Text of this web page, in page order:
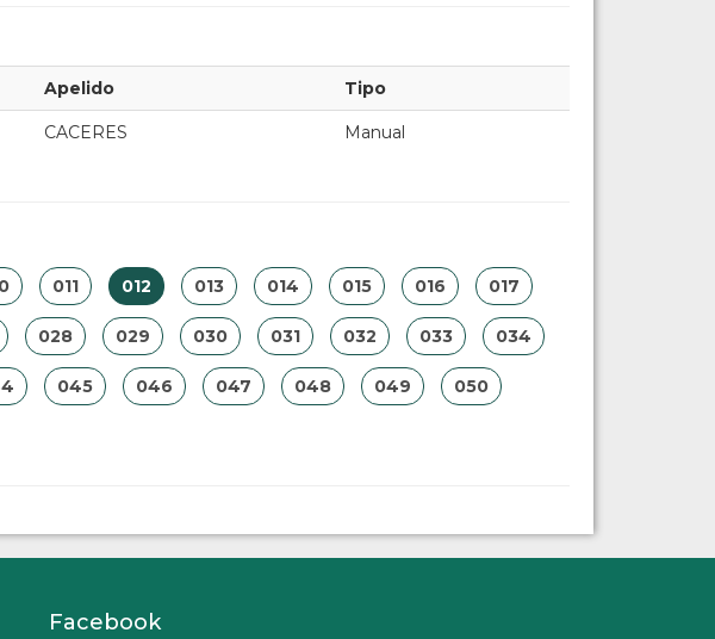
Apelido Tipo
CACERES Manual
011 012 013 014 015 016 017
028 029 030 031 032 033 034
045 046 047 048 049 050
Facebook